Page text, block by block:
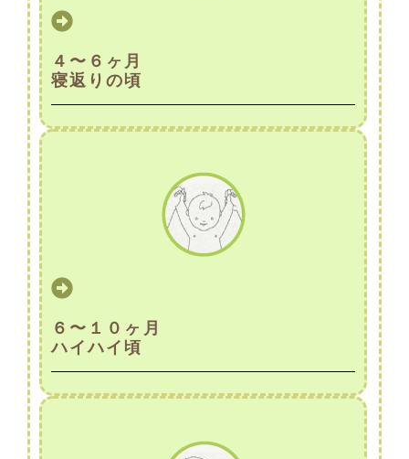
４〜６ヶ月
寝返りの頃
６〜１０ヶ月
ハイハイ頃